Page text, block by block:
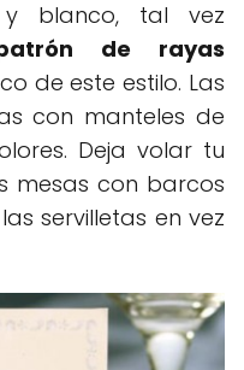
blanco, tal vez
de rayas
de este estilo. Las
con manteles de
Deja volar tu
mesas con barcos
servilletas en vez